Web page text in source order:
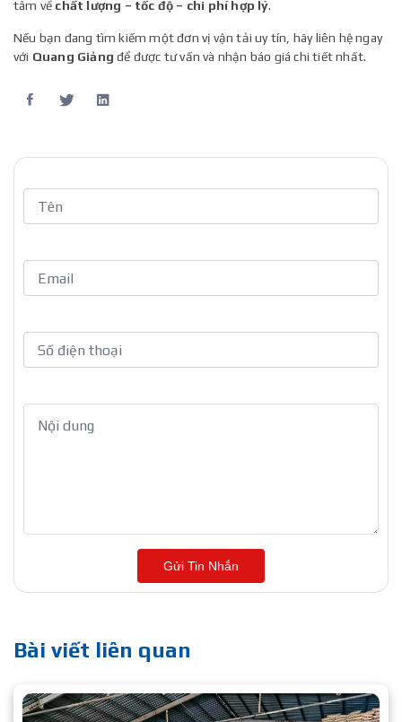
tâm về chất lượng – tốc độ – chi phí hợp lý.
Nếu bạn đang tìm kiếm một đơn vị vận tải uy tín, hãy liên hệ ngay
với Quang Giảng để được tư vấn và nhận báo giá chi tiết nhất.
Gửi Tin Nhắn
Bài viết liên quan